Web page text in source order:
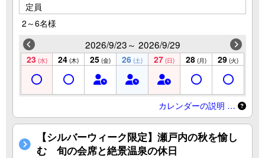
定員
2～6名様
2026/9/23～ 2026/9/29
23 (水) 24 (木) 25 (金) 26 (土) 27 (日) 28 (月) 29 (火)
カレンダーの説明 …
【シルバーウィーク限定】瀬戸内の秋を愉し
む 旬の会席と絶景温泉の休日